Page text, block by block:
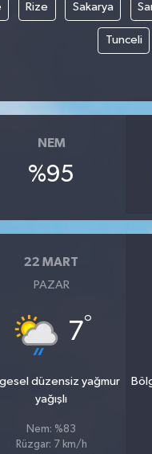
Rize Sakarya
Tunceli
NEM
%95
22 MART
PAZAR
7°
düzensiz yağmur
yağışlı
Nem: %83
Rüzgar: 7 km/h